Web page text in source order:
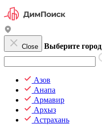
Close Выберите город
Азов
Анапа
Армавир
Архыз
Астрахань